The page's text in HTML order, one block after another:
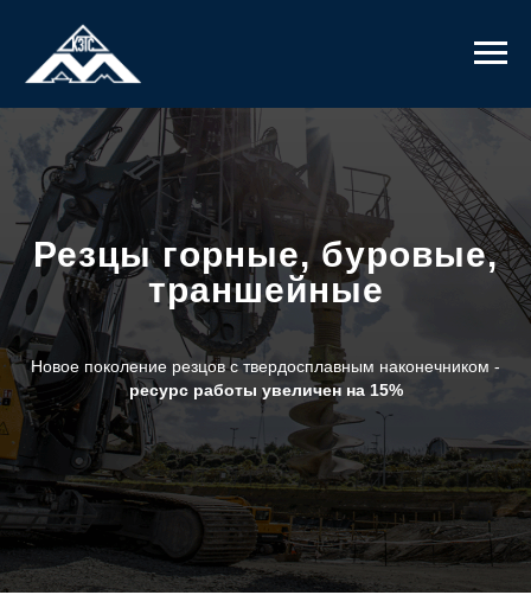
Резцы горные, буровые,
траншейные
Новое поколение резцов с твердосплавным наконечником -
ресурс работы увеличен на 15%